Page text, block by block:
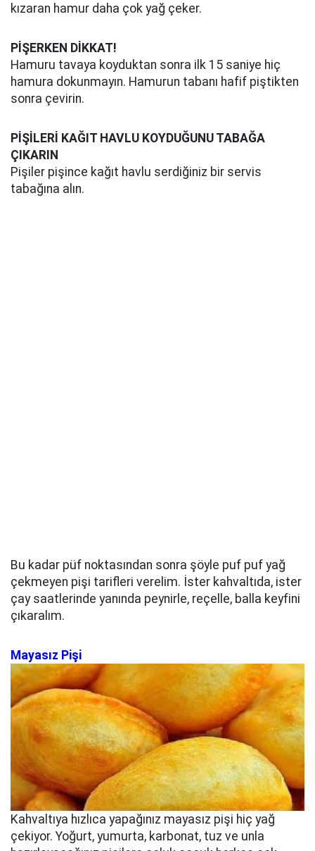
kızaran hamur daha çok yağ çeker.
PİŞERKEN DİKKAT!
Hamuru tavaya koyduktan sonra ilk 15 saniye hiç
hamura dokunmayın. Hamurun tabanı hafif piştikten
sonra çevirin.
PİŞİLERİ KAĞIT HAVLU KOYDUĞUNU TABAĞA
ÇIKARIN
Pişiler pişince kağıt havlu serdiğiniz bir servis
tabağına alın.
Bu kadar püf noktasından sonra şöyle puf puf yağ
çekmeyen pişi tarifleri verelim. İster kahvaltıda, ister
çay saatlerinde yanında peynirle, reçelle, balla keyfini
çıkaralım.
Mayasız Pişi
Kahvaltıya hızlıca yapağınız mayasız pişi hiç yağ
çekiyor. Yoğurt, yumurta, karbonat, tuz ve unla